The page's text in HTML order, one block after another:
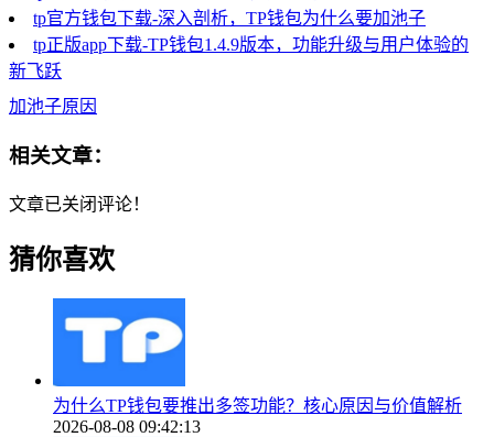
tp官方钱包下载-深入剖析，TP钱包为什么要加池子
tp正版app下载-TP钱包1.4.9版本，功能升级与用户体验的
新飞跃
加池子原因
相关文章：
文章已关闭评论！
猜你喜欢
为什么TP钱包要推出多签功能？核心原因与价值解析
2026-08-08 09:42:13